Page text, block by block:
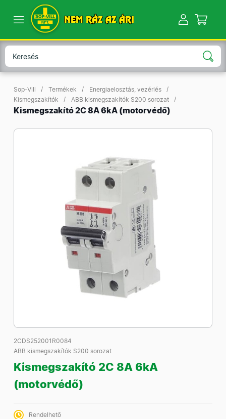
NEM RÁZ AZ ÁR!
Sop-Vill Termékek
Energiaelosztás, vezérlés
Kismegszakítók
ABB kismegszakítók S200 sorozat
Kismegszakító 2C 8A 6kA (motorvédő)
2CDS252001R0084
ABB kismegszakítók S200 sorozat
Kismegszakító 2C 8A 6kA
(motorvédő)
Rendelhető